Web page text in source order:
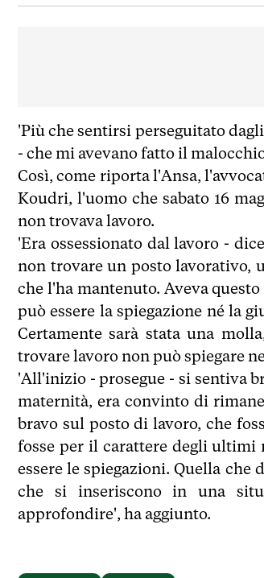
'Più che sentirsi perseguitato
- che mi avevano fatto il
Così, come riporta l'Ansa,
Koudri, l'uomo che sabato 16
non trovava lavoro.
'Era ossessionato dal lavoro -
non trovare un posto lavorativo,
che l'ha mantenuto. Aveva
può essere la spiegazione né la
Certamente sarà stata una
trovare lavoro non può spiegare
'All'inizio - prosegue - si sentiva
maternità, era convinto di
bravo sul posto di lavoro, che
fosse per il carattere degli ultimi
essere le spiegazioni. Quella
che si inseriscono in una
approfondire', ha aggiunto.